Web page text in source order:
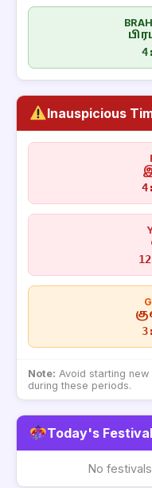
Inauspicious
Note: Avoid starting
during these periods.
Today's
No